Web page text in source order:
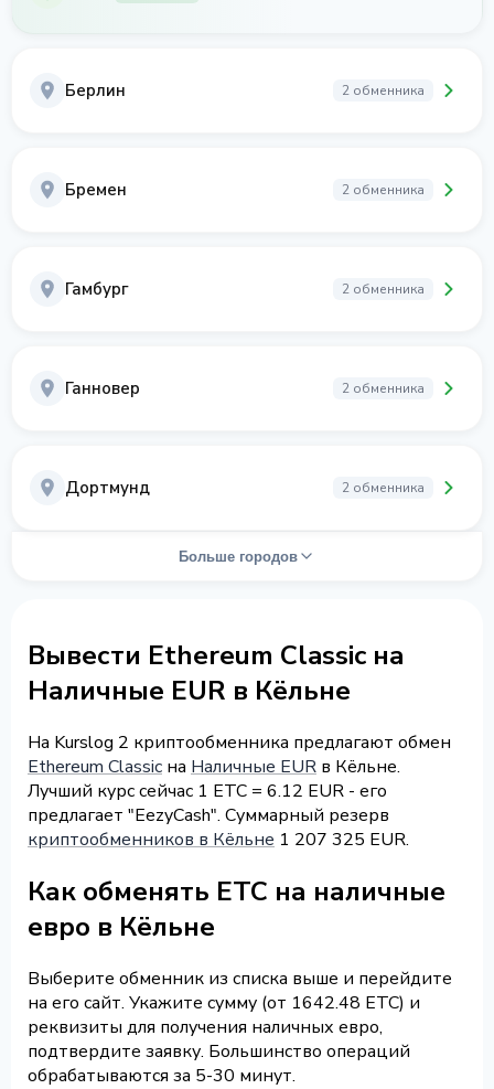
Берлин 2 обменника
Бремен 2 обменника
Гамбург 2 обменника
Ганновер 2 обменника
Дортмунд 2 обменника
Больше городов
Вывести Ethereum Classic на
Наличные EUR в Кёльне
На Kurslog 2 криптообменника предлагают обмен
Ethereum Classic на Наличные EUR в Кёльне.
Лучший курс сейчас 1 ETC = 6.12 EUR - его
предлагает "EezyCash". Суммарный резерв
криптообменников в Кёльне 1 207 325 EUR.
Как обменять ETC на наличные
евро в Кёльне
Выберите обменник из списка выше и перейдите
на его сайт. Укажите сумму (от 1642.48 ETC) и
реквизиты для получения наличных евро,
подтвердите заявку. Большинство операций
обрабатываются за 5-30 минут.